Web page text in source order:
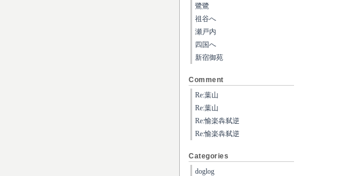
鷺鷺
祖谷へ
瀬戸内
四国へ
新宿御苑
Comment
Re:葉山
Re:葉山
Re:愉楽犇弑逆
Re:愉楽犇弑逆
Categories
doglog